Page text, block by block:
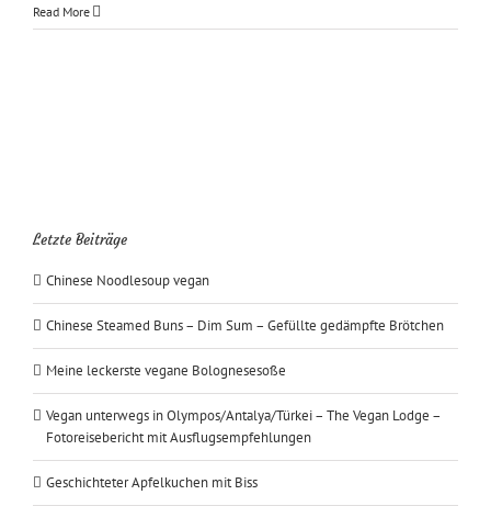
Read More
Letzte Beiträge
Chinese Noodlesoup vegan
Chinese Steamed Buns – Dim Sum – Gefüllte gedämpfte Brötchen
Meine leckerste vegane Bolognesesoße
Vegan unterwegs in Olympos/Antalya/Türkei – The Vegan Lodge –
Fotoreisebericht mit Ausflugsempfehlungen
Geschichteter Apfelkuchen mit Biss